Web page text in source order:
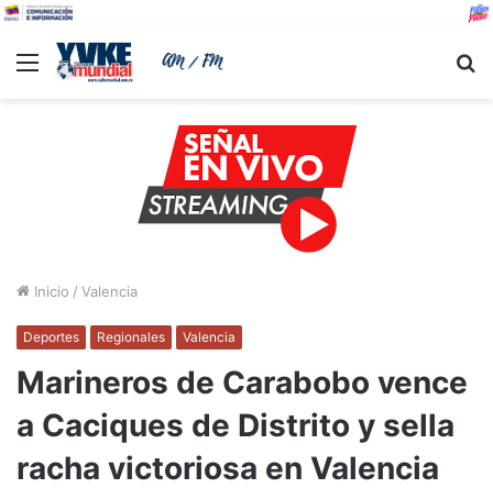
Menu
Inicio / Valencia
Deportes Regionales Valencia
Marineros de Carabobo vence
a Caciques de Distrito y sella
racha victoriosa en Valencia